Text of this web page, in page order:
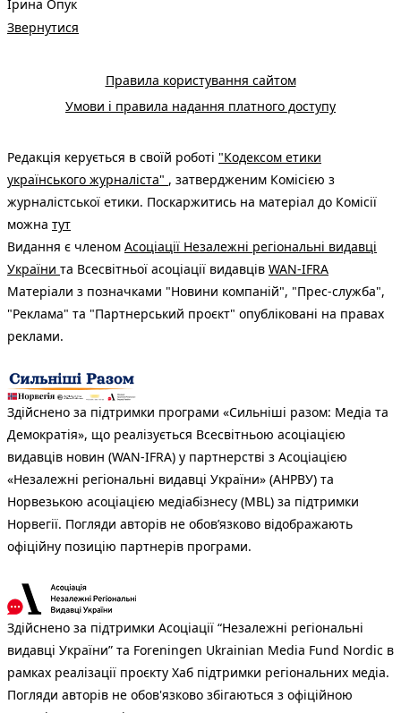
Ірина Опук
Звернутися
Правила користування сайтом
Умови і правила надання платного доступу
Редакція керується в своїй роботі "Кодексом етики
українського журналіста" , затвердженим Комісією з
журналістської етики. Поскаржитись на матеріал до Комісії
можна тут
Видання є членом Асоціації Незалежні регіональні видавці
України та Всесвітньої асоціації видавців WAN-IFRA
Матеріали з позначками "Новини компаній", "Прес-служба",
"Реклама" та "Партнерський проєкт" опубліковані на правах
реклами.
Здійснено за підтримки програми «Сильніші разом: Медіа та
Демократія», що реалізується Всесвітньою асоціацією
видавців новин (WAN-IFRA) у партнерстві з Асоціацією
«Незалежні регіональні видавці України» (АНРВУ) та
Норвезькою асоціацією медіабізнесу (MBL) за підтримки
Норвегії. Погляди авторів не обов’язково відображають
офіційну позицію партнерів програми.
Здійснено за підтримки Асоціації “Незалежні регіональні
видавці України” та Foreningen Ukrainian Media Fund Nordic в
рамках реалізації проєкту Хаб підтримки регіональних медіа.
Погляди авторів не обов'язково збігаються з офіційною